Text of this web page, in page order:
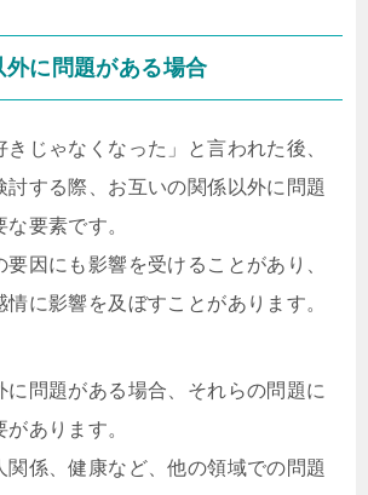
に問題がある場合
じゃなくなった」と言われた後、
討する際、お互いの関係以外に問題
要素です。
因にも影響を受けることがあり、
情に影響を及ぼすことがあります。
に問題がある場合、それらの問題に
あります。
関係、健康など、他の領域での問題